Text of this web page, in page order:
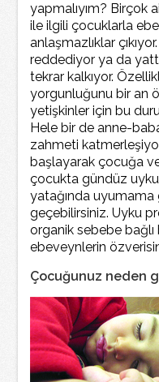
yapmalıyım? Birçok
ile ilgili çocuklarla
anlaşmazlıklar
reddediyor ya da
tekrar kalkıyor.
yorgunluğunu bir an
yetişkinler için bu
Hele bir de anne-
zahmeti
başlayarak çocuğa
çocukta gündüz
yatağında
geçebilirsiniz. Uyku
organik sebebe
ebeveynlerin
Çocuğunuz neden